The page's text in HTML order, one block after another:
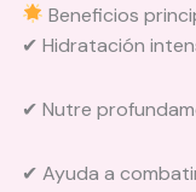
Beneficios
✔ Hidratación
✔ Nutre
✔ Ayuda a